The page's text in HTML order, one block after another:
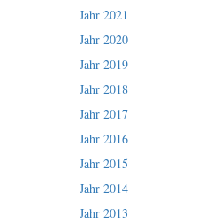
Jahr 2021
Jahr 2020
Jahr 2019
Jahr 2018
Jahr 2017
Jahr 2016
Jahr 2015
Jahr 2014
Jahr 2013